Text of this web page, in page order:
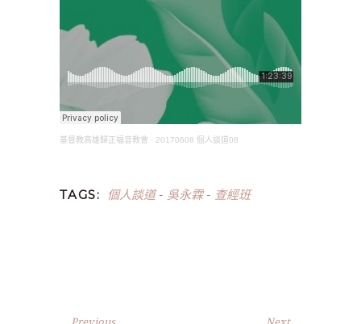
基督教高雄歸正福音教會 · 20170608 個人談道08
TAGS: 個人談道- 吳永霖- 查經班